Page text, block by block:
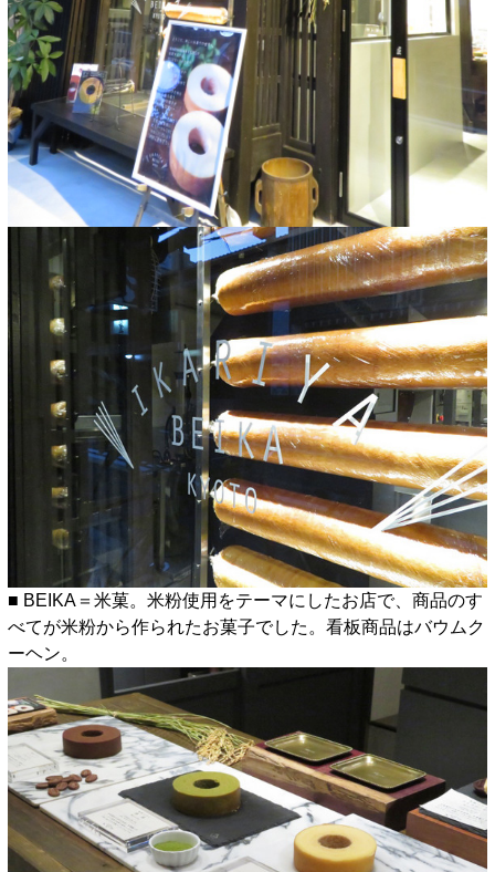
■ BEIKA＝米菓。米粉使用をテーマにしたお店で、商品のす
べてが米粉から作られたお菓子でした。看板商品はバウムク
ーヘン。